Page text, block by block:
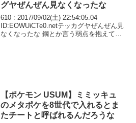
グヤぜんぜん見なくなったな
610 : 2017/09/02(土) 22:54:05.04
ID:EOWUiCTe0.netテッカグヤぜんぜん見
なくなったな 鋼とか言う弱点を抱えてる
【ポケモン USUM】ミミッキュ
のメタポケを8世代で入れるとま
たチートと呼ばれるんだろうな